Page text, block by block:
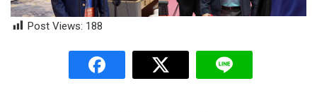
Post Views: 188